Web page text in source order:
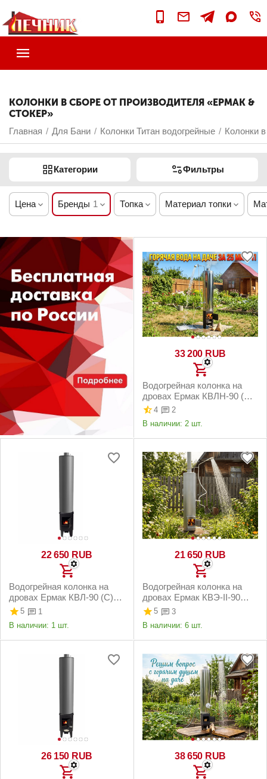
КОЛОНКИ В СБОРЕ ОТ ПРОИЗВОДИТЕЛЯ «ЕРМАК &
СТОКЕР»
Главная / Для Бани / Колонки Титан водогрейные / Колонки
Категории Фильтры
Цена Бренды 1 Топка Материал топки
33 200 RUB
Водогрейная колонка на
дровах Ермак КВЛН-90 (Ч)
левая
4
2
В наличии: 2 шт.
22 650 RUB
Водогрейная колонка на
дровах Ермак КВЛ-90 (С)
левая
5
1
В наличии: 1 шт.
21 650 RUB
Водогрейная колонка на
дровах Ермак КВЭ-II-90
правая
5
3
В наличии: 6 шт.
26 150 RUB 38 650 RUB